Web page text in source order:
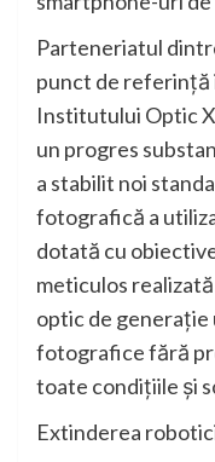
Parteneriatul
punct de
Institutului Optic
un progres
a stabilit noi
fotografică a
dotată cu
meticulos
optic de
fotografice fără
toate condițiile și
Extinderea